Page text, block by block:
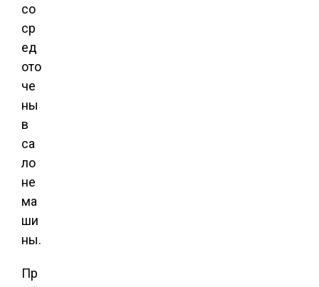
со
ср
ед
ото
че
ны
в
са
ло
не
ма
ши
ны.
Пр